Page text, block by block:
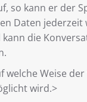
so kann er der
Daten jederzeit
kann die
welche Weise
wird.>